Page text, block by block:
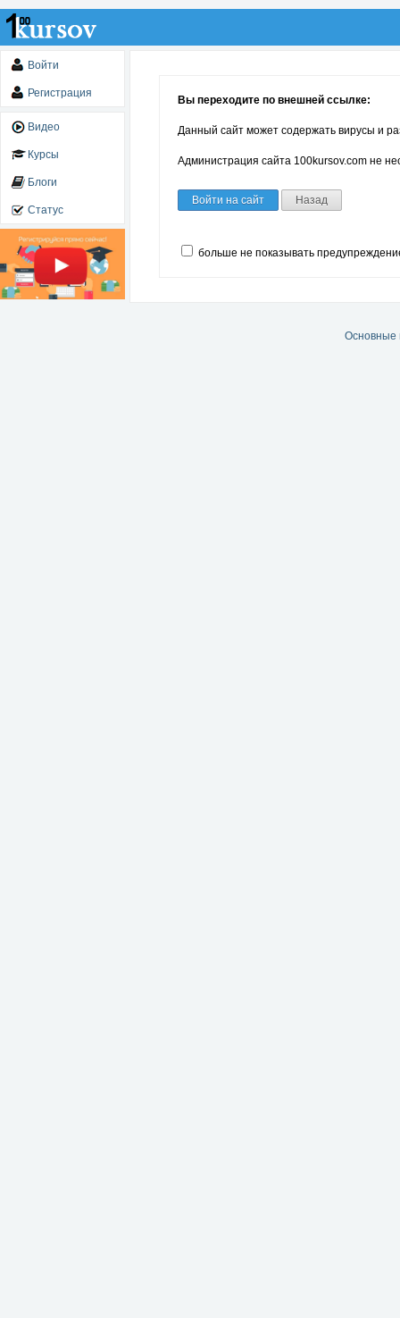
Войти
Регистрация
Видео
Курсы
Блоги
Статус
Вы переходите по внешней ссылке:
Данный сайт может содержать вирусы и
Администрация сайта 100kursov.com не
Войти на сайт Назад
больше не показывать
Основные